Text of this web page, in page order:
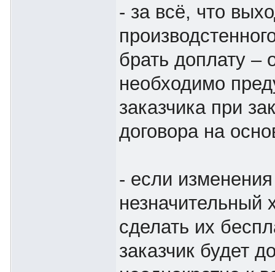
- за всё, что
брать доплату –
необходимо
заказчика при
договора на
- если
незначительный
сделать их
заказчик будет